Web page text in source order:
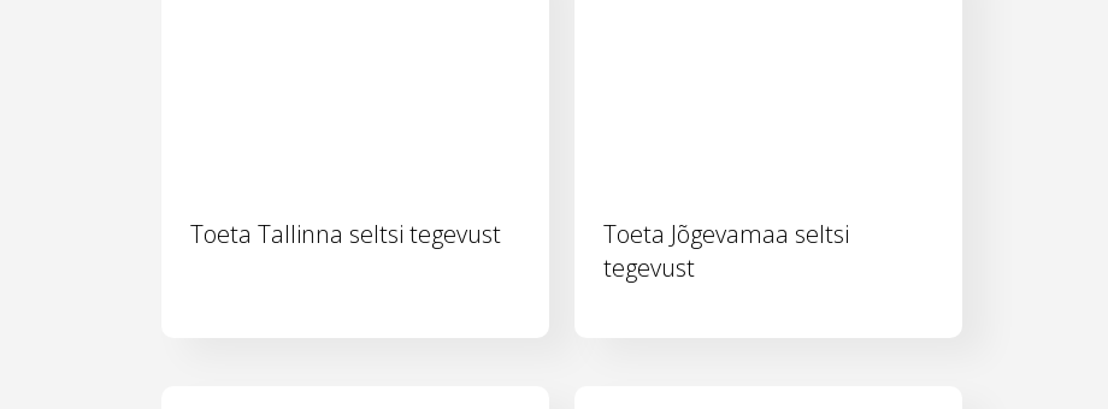
Toeta Tallinna seltsi tegevust
Toeta Jõgevamaa seltsi
tegevust